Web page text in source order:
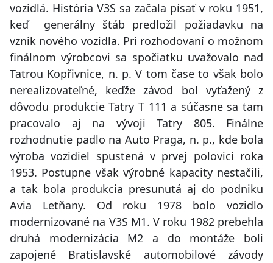
vozidlá. História V3S sa začala písať v roku 1951,
keď generálny štáb predložil požiadavku na
vznik nového vozidla. Pri rozhodovaní o možnom
finálnom výrobcovi sa spočiatku uvažovalo nad
Tatrou Kopřivnice, n. p. V tom čase to však bolo
nerealizovateľné, keďže závod bol vyťažený z
dôvodu produkcie Tatry T 111 a súčasne sa tam
pracovalo aj na vývoji Tatry 805. Finálne
rozhodnutie padlo na Auto Praga, n. p., kde bola
výroba vozidiel spustená v prvej polovici roka
1953. Postupne však výrobné kapacity nestačili,
a tak bola produkcia presunutá aj do podniku
Avia Letňany. Od roku 1978 bolo vozidlo
modernizované na V3S M1. V roku 1982 prebehla
druhá modernizácia M2 a do montáže boli
zapojené Bratislavské automobilové závody